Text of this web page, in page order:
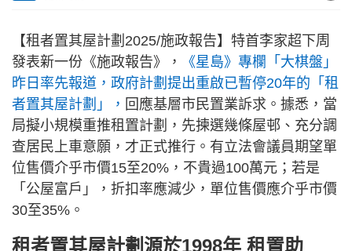
【租者置其屋計劃2025/施政報告】特首李家超下周
發表新一份《施政報告》，
《星島》專欄「大棋盤」
昨日率先報道，政府計劃提出重啟已暫停20年的「租
者置其屋計劃」， 回應基層市民置業訴求。據悉，當
局擬小規模重推租置計劃，先揀選幾條屋邨、充分調
查居民上車意願，才正式推行。有立法會議員期望單
位售價介乎市價15至20%，不貴過100萬元；若是
「公屋富戶」，折扣率應減少，單位售價應介乎市價
30至35%。
租者置其屋計劃源於1998年 租置助